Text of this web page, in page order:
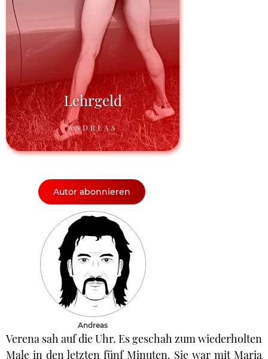
Lehrgeld
ANDREAS
Autor abonnieren
Andreas
Verena sah auf die Uhr. Es geschah zum wiederholten
Male in den letzten fünf Minuten. Sie war mit Maria